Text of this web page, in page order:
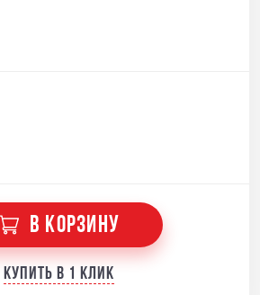
В КОРЗИНУ
Купить в 1 клик